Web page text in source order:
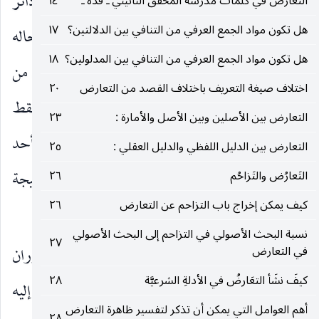
هل تكون مواد الجمع العرفي من التنافي بين الدلالتين؟ ١٧
هل تكون مواد الجمع العرفي من التنافي بين المدلولين؟ ١٨
اختلاف صيغة التعريف باختلاف القصد من التعارض
٢٠
التعارض بين الأصلين وبين الأصل والأمارة :
٢٣
التعارض بين الدليل اللفظي والدليل العقلي :
٢٥
التَعارُض والتَزاحُم
٢٦
كيف يمكن إخراج باب التزاحم عن التعارض
٢٦
نسبة البحث الأصولي في التزاحم إلى البحث الأصولي
في التعارض
٢٧
كيفَ نشَأ التعَارضُ في الأدلةِ الشرعيَّة
٢٨
أهم العوامل التي يمكن أن تذكر لتفسير ظاهرة التعارض
بين محذورين ، ولا يمكن موافقته القطعية فيكون حاله
حال الدوران بين المحذورين بعد الفحص ، مع فرق من
ناحية أنه لا دوران هنا بين احتمال الوجوب والحرمة فقط
، بل يحتمل عدمهما أيضا ـ إذا لم يفترض العلم بصدق أحد
الدليلين ـ وإن كان منفياً بالحجة المعلومة إجمالاً ، فالنتيجة
في هذه الصورة نتيجة التخيير.
وهكذا اتضح أن مقتضى الأصل الثانوي عند الدوران
بين التعيين والتخيير ليس هو التعيين دائماً كما ذهب إليه